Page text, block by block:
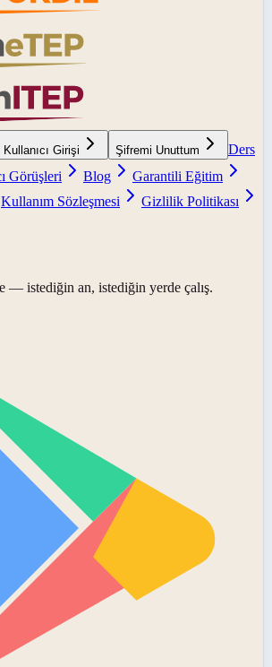
Kullanıcı Girişi Şifremi Unuttum
Ders
Görüşleri Blog
Garantili Eğitim
Kullanım Sözleşmesi
Gizlilik Politikası
— istediğin an, istediğin yerde çalış.